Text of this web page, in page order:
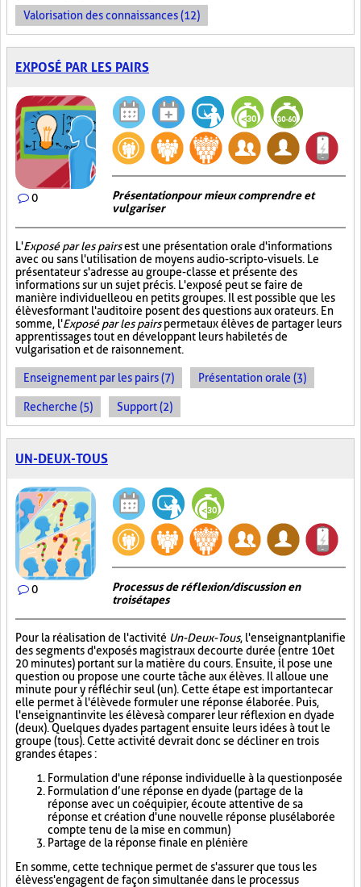
Valorisation des connaissances (12)
EXPOSÉ PAR LES PAIRS
0
Présentation pour mieux comprendre et
vulgariser
L'Exposé par les pairsest une présentation orale d'informations
avec ou sans l'utilisation de moyens audio-scripto-visuels. Le
présentateur s'adresse au groupe-classe et présente des
informations sur un sujet précis. L'exposé peut se faire de
manière individuelle ou en petits groupes. Il est possible que les
élèves formant l'auditoire posent des questions aux orateurs. En
somme, l'Exposé par les pairspermet aux élèves de partager leurs
apprentissages tout en développant leurs habiletés de
vulgarisation et de raisonnement.
Enseignement par les pairs (7) Présentation orale (3)
Recherche (5) Support (2)
UN-DEUX-TOUS
0
Processus de réflexion/discussion en
trois étapes
Pour la réalisation de l'activité Un-Deux-Tous, l'enseignant planifie
des segments d'exposés magistraux de courte durée (entre 10 et
20 minutes) portant sur la matière du cours. Ensuite, il pose une
question ou propose une courte tâche aux élèves. Il alloue une
minute pour y réfléchir seul (un). Cette étape est importante car
elle permet à l'élève de formuler une réponse élaborée. Puis,
l'enseignant invite les élèves à comparer leur réflexion en dyade
(deux). Quelques dyades partagent ensuite leurs idées à tout le
groupe (tous). Cette activité devrait donc se décliner en trois
grandes étapes :
Formulation d'une réponse individuelle à la question posée
Formulation d’une réponse en dyade (partage de la
réponse avec un coéquipier, écoute attentive de sa
réponse et création d'une nouvelle réponse plus élaborée
compte tenu de la mise en commun)
Partage de la réponse finale en plénière
En somme, cette technique permet de s'assurer que tous les
élèves s'engagent de façon simultanée dans le processus